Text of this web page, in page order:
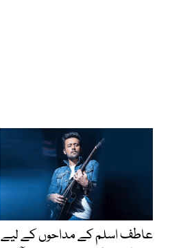
عاطف اسلم کے مداحوں کے لیے